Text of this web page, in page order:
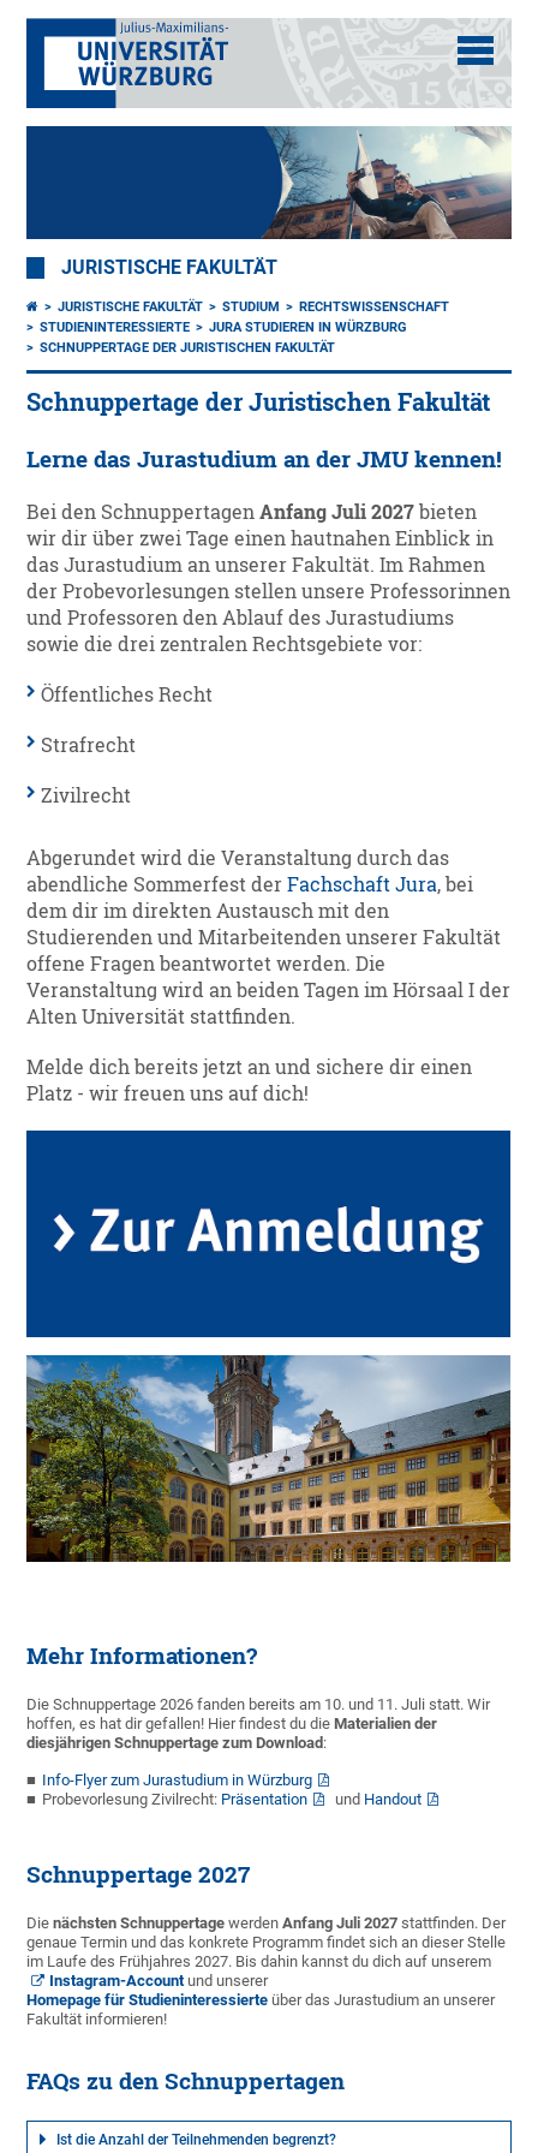
JURISTISCHE FAKULTÄT
JURISTISCHE FAKULTÄT STUDIUM
RECHTSWISSENSCHAFT
STUDIENINTERESSIERTE
JURA STUDIEREN IN WÜRZBURG
SCHNUPPERTAGE DER JURISTISCHEN FAKULTÄT
Schnuppertage der Juristischen Fakultät
Lerne das Jurastudium an der JMU kennen!
Bei den SchnuppertagenAnfang Juli 2027 bieten
wir dir über zwei Tage einen hautnahen Einblick in
das Jurastudium an unserer Fakultät. Im Rahmen
der Probevorlesungen stellen unsere Professorinnen
und Professoren den Ablauf des Jurastudiums
sowie die drei zentralen Rechtsgebiete vor:
Öffentliches Recht
Strafrecht
Zivilrecht
Abgerundet wird die Veranstaltung durch das
abendliche Sommerfest derFachschaft Jura, bei
dem dir im direkten Austausch mit den
Studierenden und Mitarbeitenden unserer Fakultät
offene Fragen beantwortet werden. Die
Veranstaltung wird an beiden Tagen im Hörsaal I der
Alten Universität stattfinden.
Melde dich bereits jetzt an und sichere dir einen
Platz - wir freuen uns auf dich!
Mehr Informationen?
Die Schnuppertage 2026 fanden bereits am 10. und 11. Juli statt. Wir
hoffen, es hat dir gefallen! Hier findest du dieMaterialien der
diesjährigen Schnuppertage zum Download :
Info-Flyer zum Jurastudium in Würzburg
Probevorlesung Zivilrecht: Präsentation und Handout
Schnuppertage 2027
Dienächsten Schnuppertagewerden Anfang Juli 2027stattfinden. Der
genaue Termin und das konkrete Programm findet sich an dieser Stelle
im Laufe des Frühjahres 2027. Bis dahin kannst du dich auf unserem
Instagram-Accountund unserer
Homepage für Studieninteressierte über das Jurastudium an unserer
Fakultät informieren!
FAQs zu den Schnuppertagen
Ist die Anzahl der Teilnehmenden begrenzt?